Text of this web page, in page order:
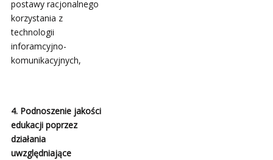
postawy racjonalnego
korzystania z
technologii
inforamcyjno-
komunikacyjnych,
4. Podnoszenie jakości
edukacji poprzez
działania
uwzględniające